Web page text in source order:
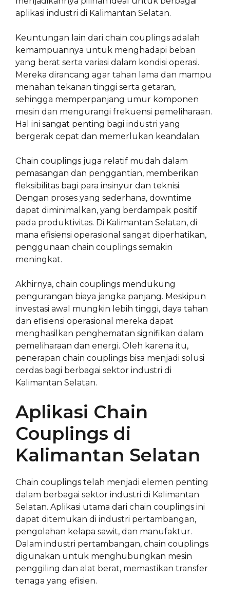
aplikasi industri di Kalimantan Selatan.
Keuntungan lain dari chain couplings adalah
kemampuannya untuk menghadapi beban
yang berat serta variasi dalam kondisi operasi.
Mereka dirancang agar tahan lama dan mampu
menahan tekanan tinggi serta getaran,
sehingga memperpanjang umur komponen
mesin dan mengurangi frekuensi pemeliharaan.
Hal ini sangat penting bagi industri yang
bergerak cepat dan memerlukan keandalan.
Chain couplings juga relatif mudah dalam
pemasangan dan penggantian, memberikan
fleksibilitas bagi para insinyur dan teknisi.
Dengan proses yang sederhana, downtime
dapat diminimalkan, yang berdampak positif
pada produktivitas. Di Kalimantan Selatan, di
mana efisiensi operasional sangat diperhatikan,
penggunaan chain couplings semakin
meningkat.
Akhirnya, chain couplings mendukung
pengurangan biaya jangka panjang. Meskipun
investasi awal mungkin lebih tinggi, daya tahan
dan efisiensi operasional mereka dapat
menghasilkan penghematan signifikan dalam
pemeliharaan dan energi. Oleh karena itu,
penerapan chain couplings bisa menjadi solusi
cerdas bagi berbagai sektor industri di
Kalimantan Selatan.
Aplikasi Chain
Couplings di
Kalimantan Selatan
Chain couplings telah menjadi elemen penting
dalam berbagai sektor industri di Kalimantan
Selatan. Aplikasi utama dari chain couplings ini
dapat ditemukan di industri pertambangan,
pengolahan kelapa sawit, dan manufaktur.
Dalam industri pertambangan, chain couplings
digunakan untuk menghubungkan mesin
penggiling dan alat berat, memastikan transfer
tenaga yang efisien.